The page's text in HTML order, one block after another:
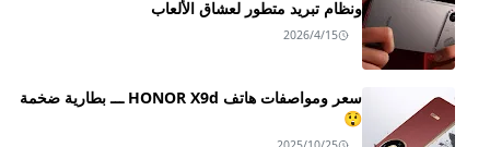
ونظام تبريد متطور لعشاق الألعاب
2026/4/15
سعر ومواصفات هاتف HONOR X9d ـــ بطارية ضخمة
😲